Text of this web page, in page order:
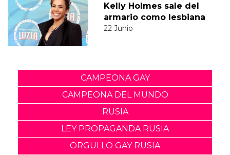
Kelly Holmes sale del
armario como lesbiana
22 Junio
CAMPEONA GAY
CAMPEONA DEL MUNDO
RUSIA
LEY PROPAGANDA RUSIA
ORGULLO GAY RUSIA